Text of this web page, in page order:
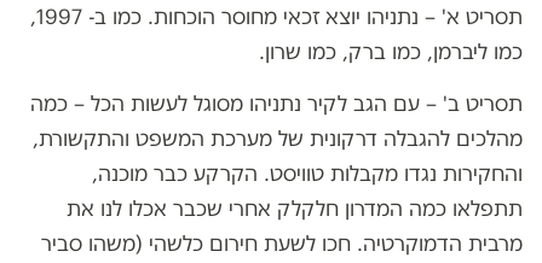
תסריט א' – נתניהו יוצא זכאי מחוסר הוכחות. כמו ב- 1997,
כמו ליברמן, כמו ברק, כמו שרון.
תסריט ב' – עם הגב לקיר נתניהו מסוגל לעשות הכל – כמה
מהלכים להגבלה דרקונית של מערכת המשפט והתקשורת,
והחקירות נגדו מקבלות טוויסט. הקרקע כבר מוכנה,
תתפלאו כמה המדרון חלקלק אחרי שכבר אכלו לנו את
מרבית הדמוקרטיה. חכו לשעת חירום כלשהי (משהו סביר